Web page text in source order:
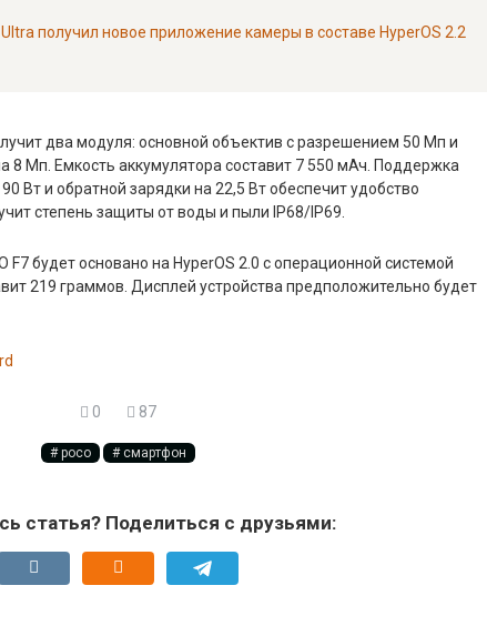
Ultra получил новое приложение камеры в составе HyperOS 2.2
два модуля: основной объектив с разрешением 50 Мп и
8 Мп. Емкость аккумулятора составит 7 550 мАч. Поддержка
Вт и обратной зарядки на 22,5 Вт обеспечит удобство
степень защиты от воды и пыли IP68/IP69.
F7 будет основано на HyperOS 2.0 с операционной системой
219 граммов. Дисплей устройства предположительно будет
0 87
poco смартфон
статья? Поделиться с друзьями: